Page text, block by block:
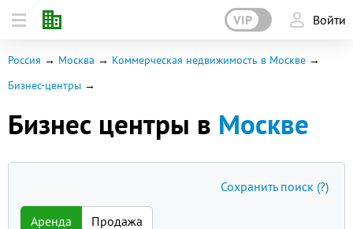
VIP Войти
Россия Москва
Коммерческая недвижимость в Москве
Бизнес-центры
Бизнес центры в Москве
Аренда Продажа
Сохранить поиск (?)